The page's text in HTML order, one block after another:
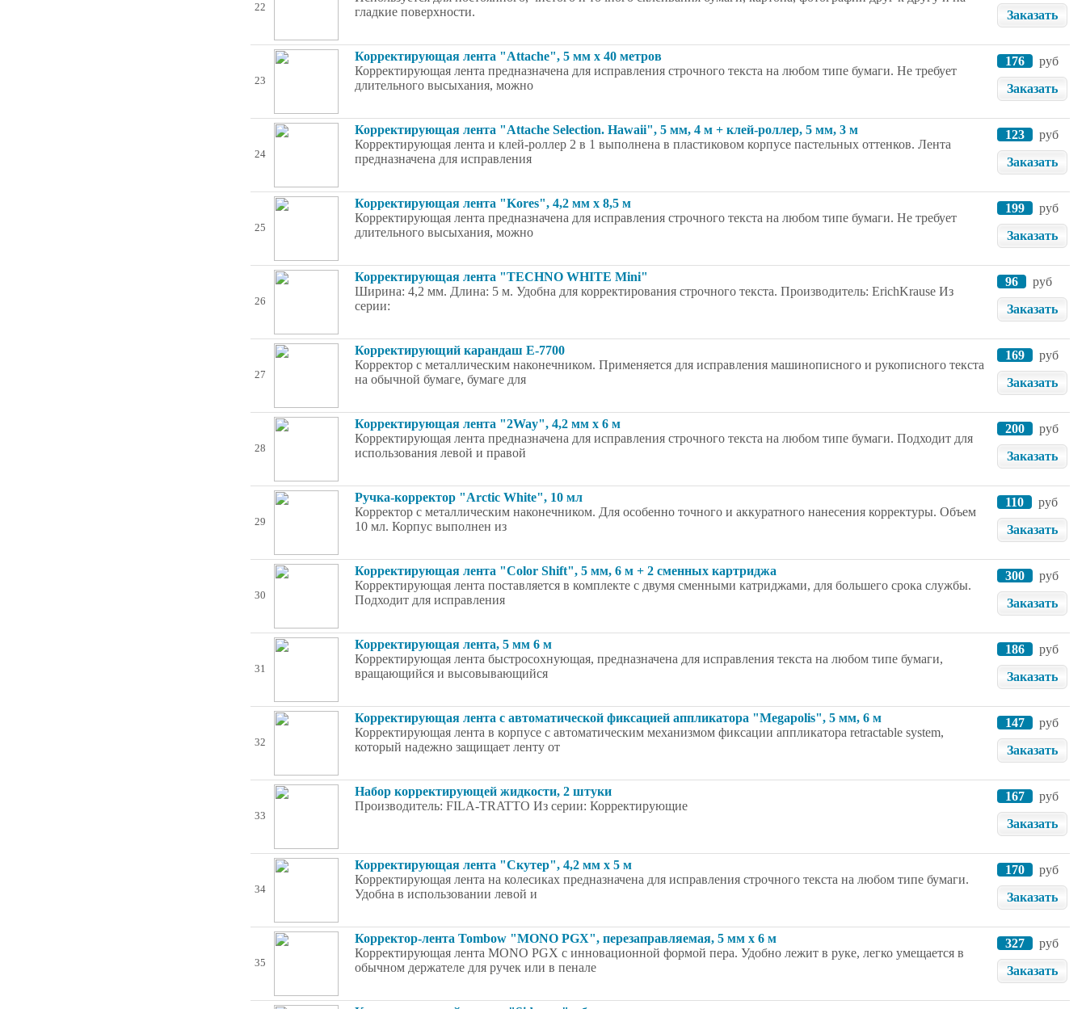
22
гладкие поверхности.
Заказать
23
Корректирующая лента "Attache", 5 мм x 40 метров
Корректирующая лента предназначена для исправления строчного текста на любом типе бумаги. Не требует
длительного высыхания, можно
176
руб
Заказать
24
Корректирующая лента "Attache Selection. Hawaii", 5 мм, 4 м + клей-роллер, 5 мм, 3 м
Корректирующая лента и клей-роллер 2 в 1 выполнена в пластиковом корпусе пастельных оттенков. Лента
предназначена для исправления
123
руб
Заказать
25
Корректирующая лента "Kores", 4,2 мм х 8,5 м
Корректирующая лента предназначена для исправления строчного текста на любом типе бумаги. Не требует
длительного высыхания, можно
199
руб
Заказать
26
Корректирующая лента "TECHNO WHITE Mini"
Ширина: 4,2 мм. Длина: 5 м. Удобна для корректирования строчного текста. Производитель: ErichKrause Из
серии:
96
руб
Заказать
27
Корректирующий карандаш E-7700
Корректор с металлическим наконечником. Применяется для исправления машинописного и рукописного текста
на обычной бумаге, бумаге для
169
руб
Заказать
28
Корректирующая лента "2Way", 4,2 мм х 6 м
Корректирующая лента предназначена для исправления строчного текста на любом типе бумаги. Подходит для
использования левой и правой
200
руб
Заказать
29
Ручка-корректор "Arctic White", 10 мл
Корректор с металлическим наконечником. Для особенно точного и аккуратного нанесения корректуры. Объем
10 мл. Корпус выполнен из
110
руб
Заказать
30
Корректирующая лента "Color Shift", 5 мм, 6 м + 2 сменных картриджа
Корректирующая лента поставляется в комплекте с двумя сменными катриджами, для большего срока службы.
Подходит для исправления
300
руб
Заказать
31
Корректирующая лента, 5 мм 6 м
Корректирующая лента быстросохнующая, предназначена для исправления текста на любом типе бумаги,
вращающийся и высовывающийся
186
руб
Заказать
32
Корректирующая лента с автоматической фиксацией аппликатора "Megapolis", 5 мм, 6 м
Корректирующая лента в корпусе с автоматическим механизмом фиксации аппликатора retractable system,
который надежно защищает ленту от
147
руб
Заказать
33
Набор корректирующей жидкости, 2 штуки
Производитель: FILA-TRATTO Из серии: Корректирующие
167
руб
Заказать
34
Корректирующая лента "Скутер", 4,2 мм х 5 м
Корректирующая лента на колесиках предназначена для исправления строчного текста на любом типе бумаги.
Удобна в использовании левой и
170
руб
Заказать
35
Корректор-лента Tombow "MONO PGX", перезаправляемая, 5 мм x 6 м
Корректирующая лента MONO PGX с инновационной формой пера. Удобно лежит в руке, легко умещается в
обычном держателе для ручек или в пенале
327
руб
Заказать